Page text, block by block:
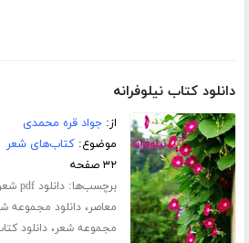
دانلود کتاب نیلوفرانه
از:جواد قره محمدی
موضوع:کتاب‌های شعر
۳۲ صفحه
برچسب‌ها:دانلود pdf شعر
معاصر،دانلود مجموعه
مجموعه شعر،دانلود